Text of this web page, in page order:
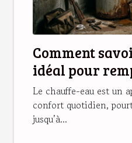
Comment
idéal pour
chauffe-eau ?
Le chauffe-eau est un
confort quotidien,
jusqu’à...